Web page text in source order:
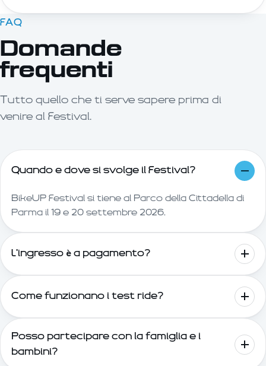
FAQ
Domande
frequenti
Tutto quello che ti serve sapere prima di
venire al Festival.
Quando e dove si svolge il Festival?
BikeUP Festival si tiene al Parco della Cittadella di
Parma il 19 e 20 settembre 2026.
L'ingresso è a pagamento?
Come funzionano i test ride?
Posso partecipare con la famiglia e i
bambini?